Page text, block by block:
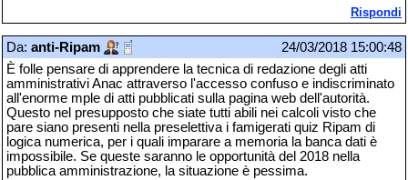
Rispondi
Da: anti-Ripam
24/03/2018 15:00:48
È folle pensare di apprendere la tecnica di redazione degli atti
amministrativi Anac attraverso l'accesso confuso e indiscriminato
all'enorme mple di atti pubblicati sulla pagina web dell'autorità.
Questo nel presupposto che siate tutti abili nei calcoli visto che
pare siano presenti nella preselettiva i famigerati quiz Ripam di
logica numerica, per i quali imparare a memoria la banca dati è
impossibile. Se queste saranno le opportunità del 2018 nella
pubblica amministrazione, la situazione è pessima.